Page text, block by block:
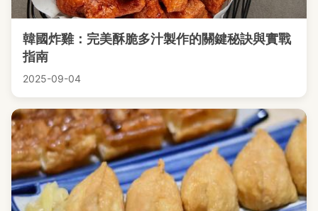
韓國炸雞：完美酥脆多汁製作的關鍵秘訣與實戰
指南
2025-09-04